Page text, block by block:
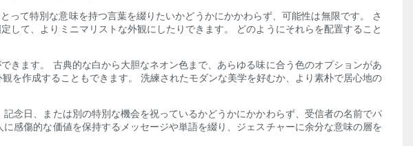
て特別な意味を持つ言葉を綴りたいかどうかにかかわらず、可能性は無限です。 さ
して、よりミニマリストな外観にしたりできます。 どのようにそれらを配置すること
きます。 古典的な白から大胆なネオン色まで、あらゆる味に合う色のオプションがあ
を作成することもできます。 洗練されたモダンな美学を好むか、より素朴で居心地の
念日、または別の特別な機会を祝っているかどうかにかかわらず、受信者の名前でパ
感傷的な価値を保持するメッセージや単語を綴り、ジェスチャーに余分な意味の層を